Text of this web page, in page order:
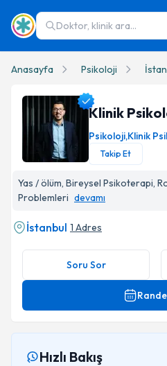
Doktor, klinik ara...
Anasayfa Psikoloji
Klinik
Psikoloji,Klinik
Takip Et
Yas / ölüm, Bireysel Psikoterapi,
Problemleri devamı
İstanbul 1 Adres
Soru Sor
Hızlı Bakış